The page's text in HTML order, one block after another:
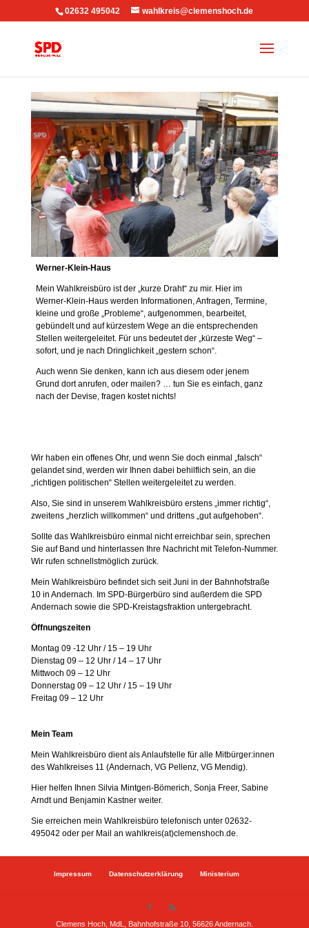
02632 495042 wahlkreis@clemenshoch.de
Werner-Klein-Haus
Mein Wahlkreisbüro ist der „kurze Draht“ zu mir. Hier im
Werner-Klein-Haus werden Informationen, Anfragen, Termine,
kleine und große „Probleme“, aufgenommen, bearbeitet,
gebündelt und auf kürzestem Wege an die entsprechenden
Stellen weitergeleitet. Für uns bedeutet der „kürzeste Weg“ –
sofort, und je nach Dringlichkeit „gestern schon“.
Auch wenn Sie denken, kann ich aus diesem oder jenem
Grund dort anrufen, oder mailen? … tun Sie es einfach, ganz
nach der Devise, fragen kostet nichts!
Wir haben ein offenes Ohr, und wenn Sie doch einmal „falsch“
gelandet sind, werden wir Ihnen dabei behilflich sein, an die
„richtigen politischen“ Stellen weitergeleitet zu werden.
Also, Sie sind in unserem Wahlkreisbüro erstens „immer richtig“,
zweitens „herzlich willkommen“ und drittens „gut aufgehoben“.
Sollte das Wahlkreisbüro einmal nicht erreichbar sein, sprechen
Sie auf Band und hinterlassen Ihre Nachricht mit Telefon-Nummer.
Wir rufen schnellstmöglich zurück.
Mein Wahlkreisbüro befindet sich seit Juni in der Bahnhofstraße
10 in Andernach. Im SPD-Bürgerbüro sind außerdem die SPD
Andernach sowie die SPD-Kreistagsfraktion untergebracht.
Öffnungszeiten
Montag 09 -12 Uhr / 15 – 19 Uhr
Dienstag 09 – 12 Uhr / 14 – 17 Uhr
Mittwoch 09 – 12 Uhr
Donnerstag 09 – 12 Uhr / 15 – 19 Uhr
Freitag 09 – 12 Uhr
Mein Team
Mein Wahlkreisbüro dient als Anlaufstelle für alle Mitbürger:innen
des Wahlkreises 11 (Andernach, VG Pellenz, VG Mendig).
Hier helfen Ihnen Silvia Mintgen-Bömerich, Sonja Freer, Sabine
Arndt und Benjamin Kastner weiter.
Sie erreichen mein Wahlkreisbüro telefonisch unter 02632-
495042 oder per Mail an wahlkreis(at)clemenshoch.de.
Impressum Datenschutzerklärung Ministerium
Clemens Hoch, MdL, Bahnhofstraße 10, 56626 Andernach.